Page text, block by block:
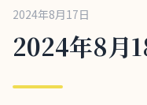
2024年8月17日
2024年8月